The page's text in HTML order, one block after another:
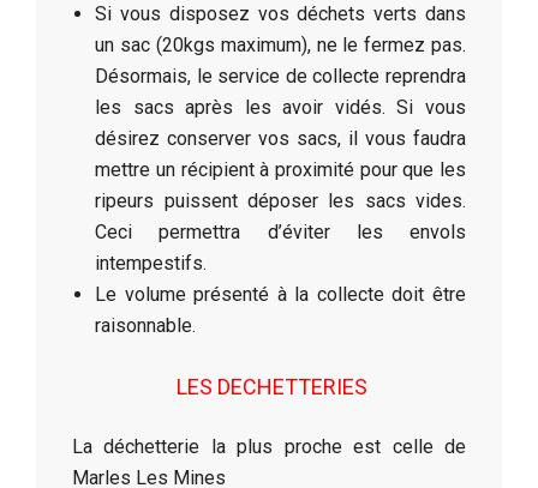
Si vous disposez vos déchets verts dans
un sac (20kgs maximum), ne le fermez pas.
Désormais, le service de collecte reprendra
les sacs après les avoir vidés. Si vous
désirez conserver vos sacs, il vous faudra
mettre un récipient à proximité pour que les
ripeurs puissent déposer les sacs vides.
Ceci permettra d’éviter les envols
intempestifs.
Le volume présenté à la collecte doit être
raisonnable.
LES DECHETTERIES
La déchetterie la plus proche est celle de
Marles Les Mines